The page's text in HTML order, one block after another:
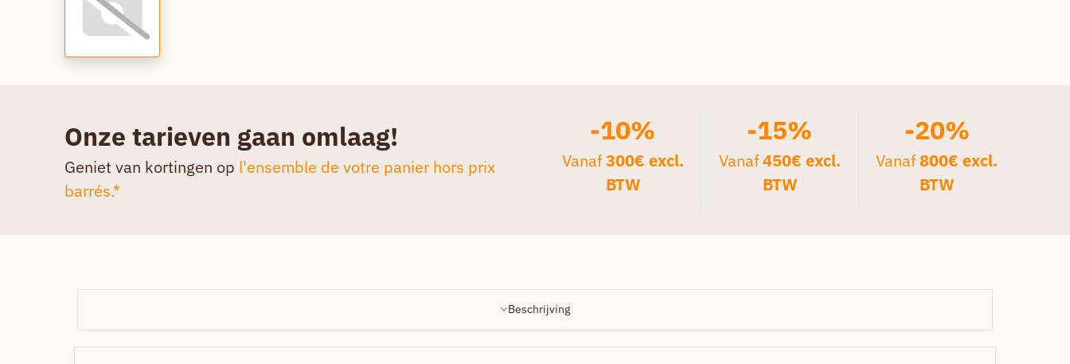
Onze tarieven gaan omlaag!
Geniet van kortingen op l'ensemble de votre panier hors prix
barrés.*
-10%
Vanaf300€ excl.
BTW
-15%
Vanaf450€ excl.
BTW
-20%
Vanaf800€ excl.
BTW
Beschrijving